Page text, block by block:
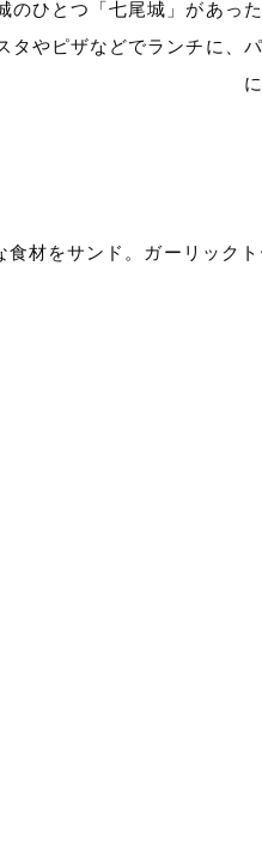
のひとつ「七尾城」があっ
タやピザなどでランチに、
材をサンド。ガーリック